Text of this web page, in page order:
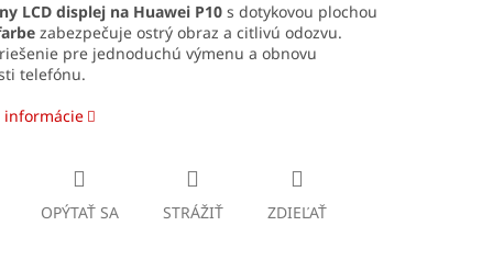
LCD displej na Huawei P10s dotykovou plochou
zabezpečuje ostrý obraz a citlivú odozvu.
pre jednoduchú výmenu a obnovu
telefónu.
informácie
OPÝTAŤ SA STRÁŽIŤ ZDIEĽAŤ